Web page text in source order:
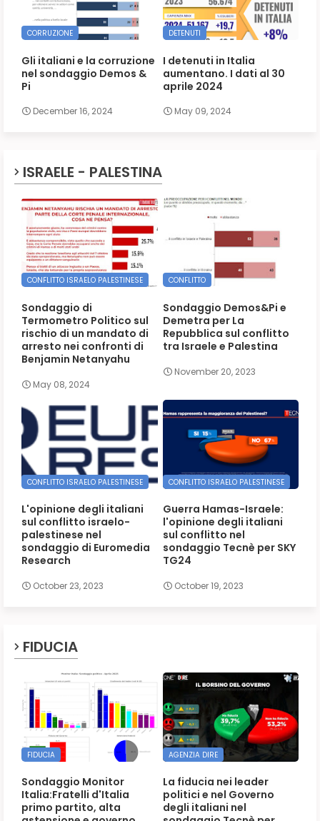
CORRUZIONE
Gli italiani e la corruzione
nel sondaggio Demos &
Pi
December 16, 2024
DETENUTI
I detenuti in Italia
aumentano. I dati al 30
aprile 2024
May 09, 2024
ISRAELE - PALESTINA
CONFLITTO ISRAELO PALESTINESE
Sondaggio di
Termometro Politico sul
rischio di un mandato di
arresto nei confronti di
Benjamin Netanyahu
May 08, 2024
CONFLITTO
Sondaggio Demos&Pi e
Demetra per La
Repubblica sul conflitto
tra Israele e Palestina
November 20, 2023
CONFLITTO ISRAELO PALESTINESE
L'opinione degli italiani
sul conflitto israelo-
palestinese nel
sondaggio di Euromedia
Research
October 23, 2023
CONFLITTO ISRAELO PALESTINESE
Guerra Hamas-Israele:
l'opinione degli italiani
sul conflitto nel
sondaggio Tecnè per SKY
TG24
October 19, 2023
FIDUCIA
FIDUCIA
Sondaggio Monitor
Italia:Fratelli d'Italia
primo partito, alta
AGENZIA DIRE
La fiducia nei leader
politici e nel Governo
degli italiani nel